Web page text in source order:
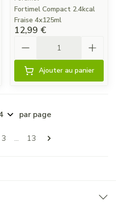
Fortimel Compact 2.4kcal
Fraise 4x125ml
12,99 €
Ajouter au panier
Pages
actuellement la page
Page
3 ... Page
13
par page